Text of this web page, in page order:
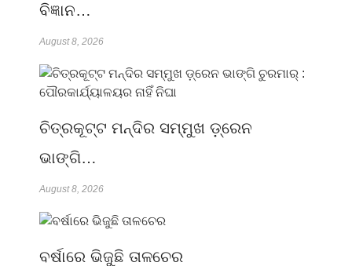
ବିଜ୍ଞାନ…
August 8, 2026
ଚିତ୍ରକୂଟ୍ଟ ମନ୍ଦିର ସମ୍ମୁଖ ଡ଼୍ରେନ
ଭାଙ୍ଗି…
August 8, 2026
ବର୍ଷାରେ ଭିଜୁଛି ତାଳଚେର